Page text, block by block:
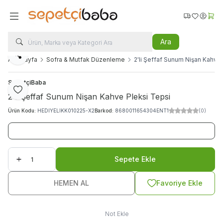
Ara
Favorilerim
Ana Sayfa Sofra & Mutfak Düzenleme 2'li Şeffaf Sunum Nişan
Favoriye Ekle
Paylaş
SepetçiBaba
2'li Şeffaf Sunum Nişan Kahve Pleksi Tepsi
Ürün Kodu: HEDIYELIKK010225-X2Barkod: 8680011654304ENT1 (0)
Sepete Ekle
HEMEN AL Favoriye Ekle
Not Ekle